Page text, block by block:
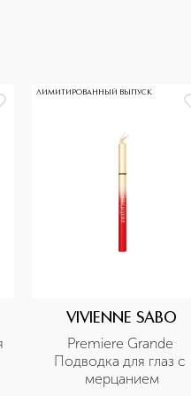
ЛИМИТИРОВАННЫЙ ВЫПУСК
VIVIENNE SABO
Premiere Grande
Подводка для глаз с
мерцанием